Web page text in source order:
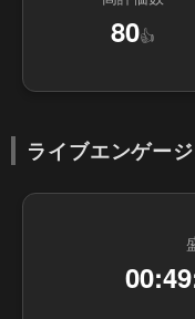
80👍
ライブエンゲー